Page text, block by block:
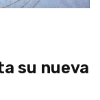
su nueva